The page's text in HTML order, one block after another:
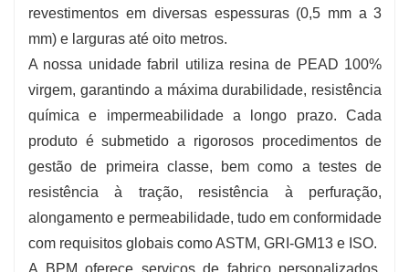
revestimentos em diversas espessuras (0,5 mm a 3
mm) e larguras até oito metros.
A nossa unidade fabril utiliza resina de PEAD 100%
virgem, garantindo a máxima durabilidade, resistência
química e impermeabilidade a longo prazo. Cada
produto é submetido a rigorosos procedimentos de
gestão de primeira classe, bem como a testes de
resistência à tração, resistência à perfuração,
alongamento e permeabilidade, tudo em conformidade
com requisitos globais como ASTM, GRI-GM13 e ISO.